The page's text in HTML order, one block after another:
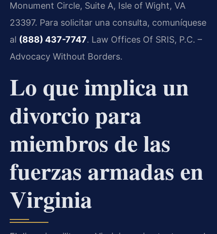
Monument Circle, Suite A, Isle of Wight, VA
23397. Para solicitar una consulta, comuníquese
al (888) 437-7747. Law Offices Of SRIS, P.C. –
Advocacy Without Borders.
Lo que implica un
divorcio para
miembros de las
fuerzas armadas en
Virginia